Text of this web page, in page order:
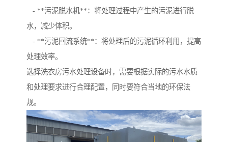
- **污泥脱水机**：将处理过程中产生的污泥进行脱
水，减少体积。
- **污泥回流系统**：将处理后的污泥循环利用，提高
处理效率。
选择洗衣房污水处理设备时，需要根据实际的污水水质
和处理要求进行合理配置，同时要符合当地的环保法
规。